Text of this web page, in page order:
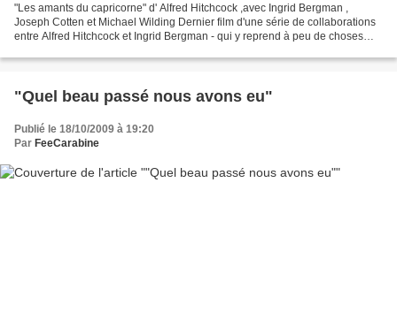
"Les amants du capricorne" d' Alfred Hitchcock ,avec Ingrid Bergman ,
Joseph Cotten et Michael Wilding Dernier film d'une série de collaborations
entre Alfred Hitchcock et Ingrid Bergman - qui y reprend à peu de choses
"Quel beau passé nous avons eu"
Publié le 18/10/2009 à 19:20
Par FeeCarabine